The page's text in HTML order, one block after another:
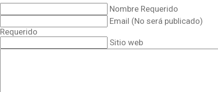
Nombre Requerido
Email (No será publicado)
Requerido
Sitio web